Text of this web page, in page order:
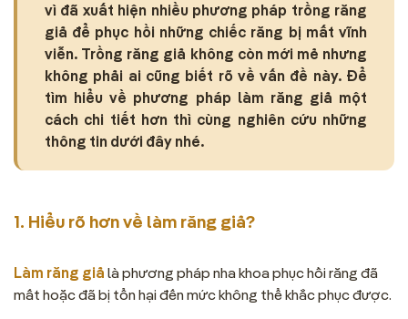
vì đã xuất hiện nhiều phương pháp trồng răng
giả để phục hồi những chiếc răng bị mất vĩnh
viễn. Trồng răng giả không còn mới mẻ nhưng
không phải ai cũng biết rõ về vấn đề này. Để
tìm hiểu về phương pháp làm răng giả một
cách chi tiết hơn thì cùng nghiên cứu những
thông tin dưới đây nhé.
1. Hiểu rõ hơn về làm răng giả?
Làm răng giả là phương pháp nha khoa phục hồi răng đã
mất hoặc đã bị tổn hại đến mức không thể khắc phục được.